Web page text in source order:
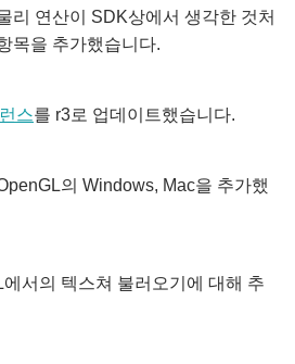
리 연산이 SDK상에서 생각한 것처
목을 추가했습니다.
스를 r3로 업데이트했습니다.
의 Windows, Mac을 추가했
에서의 텍스쳐 불러오기에 대해 추